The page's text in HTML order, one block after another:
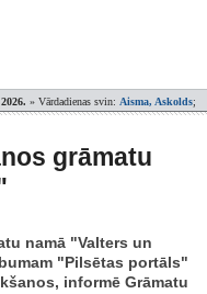
» Vārdadienas svin: Aisma, Askolds;
grāmatu
namā "Valters un
"Pilsētas portāls"
informē Grāmatu